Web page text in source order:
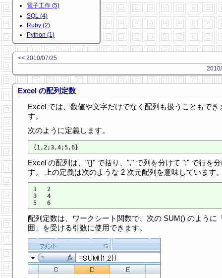
電子工作 (5)
SQL (4)
Ruby (2)
Python (1)
<< 2010/07/25
Excel の配列定数
Excel では、数値や文字だけでなく配列も扱うこともでき
す。
次のように定義します。
Excel の配列は、"{}" で括り、"," で列を分けて ";" で行を
す。 上の定義は次のような 2 次元配列を意味しています
1   2
3   4
配列定数は、ワークシート関数で、次の SUM() のように
囲」を受ける引数に使用できます。